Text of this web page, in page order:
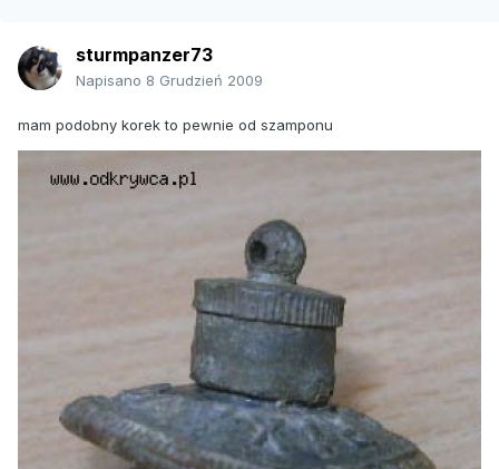
sturmpanzer73
Napisano 8 Grudzień 2009
mam podobny korek to pewnie od szamponu